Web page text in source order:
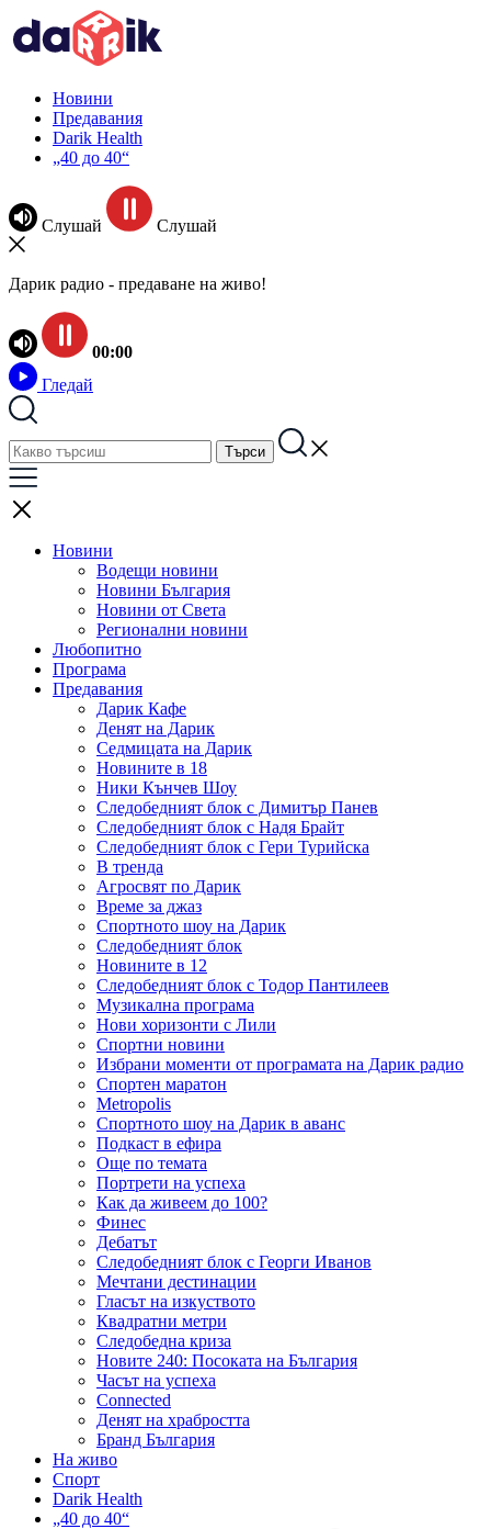
Новини
Предавания
Darik Health
„40 до 40“
Слушай Слушай
Дарик радио - предаване на живо!
00:00
Гледай
Новини
Водещи новини
Новини България
Новини от Света
Регионални новини
Любопитно
Програма
Предавания
Дарик Кафе
Денят на Дарик
Седмицата на Дарик
Новините в 18
Ники Кънчев Шоу
Следобедният блок с Димитър Панев
Следобедният блок с Надя Брайт
Следобедният блок с Гери Турийска
В тренда
Агросвят по Дарик
Време за джаз
Спортното шоу на Дарик
Следобедният блок
Новините в 12
Следобедният блок с Тодор Пантилеев
Музикална програма
Нови хоризонти с Лили
Спортни новини
Избрани моменти от програмата на Дарик радио
Спортен маратон
Metropolis
Спортното шоу на Дарик в аванс
Подкаст в ефира
Още по темата
Портрети на успеха
Как да живеем до 100?
Финес
Дебатът
Следобедният блок с Георги Иванов
Мечтани дестинации
Гласът на изкуството
Квадратни метри
Следобедна криза
Новите 240: Посоката на България
Часът на успеха
Connected
Денят на храбростта
Бранд България
На живо
Спорт
Darik Health
„40 до 40“